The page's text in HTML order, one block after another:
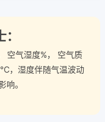
空气湿度%， 空气质
，湿度伴随气温波动
响。